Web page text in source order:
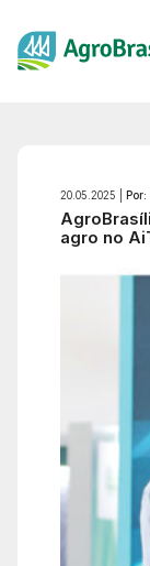
20.05.2025 |
agro no